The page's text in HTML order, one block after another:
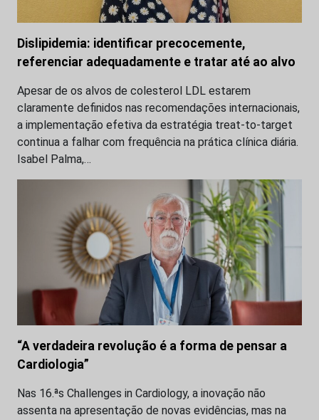
Dislipidemia: identificar precocemente,
referenciar adequadamente e tratar até ao alvo
Apesar de os alvos de colesterol LDL estarem
claramente definidos nas recomendações internacionais,
a implementação efetiva da estratégia treat-to-target
continua a falhar com frequência na prática clínica diária.
Isabel Palma,…
“A verdadeira revolução é a forma de pensar a
Cardiologia”
Nas 16.ªs Challenges in Cardiology, a inovação não
assenta na apresentação de novas evidências, mas na